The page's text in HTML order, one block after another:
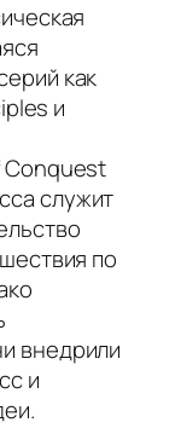
как
и
Conquest
служит
по
внедрили
и